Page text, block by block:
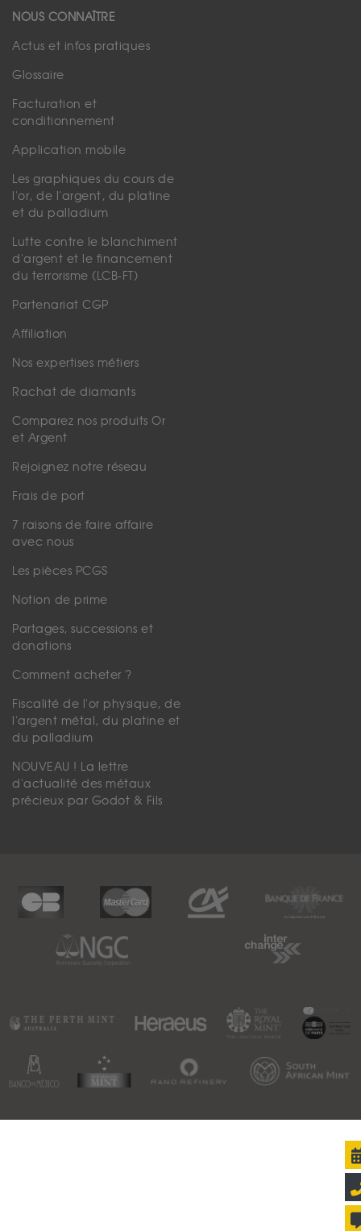
NOUS CONNAÎTRE
Actus et infos pratiques
Glossaire
Facturation et
conditionnement
Application mobile
Les graphiques du cours de
l'or, de l'argent, du platine
et du palladium
Lutte contre le blanchiment
d'argent et le financement
du terrorisme (LCB-FT)
Partenariat CGP
Affiliation
Nos expertises métiers
Rachat de diamants
Comparez nos produits Or
et Argent
Rejoignez notre réseau
Frais de port
7 raisons de faire affaire
avec nous
Les pièces PCGS
Notion de prime
Partages, successions et
donations
Comment acheter ?
Fiscalité de l'or physique, de
l'argent métal, du platine et
du palladium
NOUVEAU ! La lettre
d'actualité des métaux
précieux par Godot & Fils